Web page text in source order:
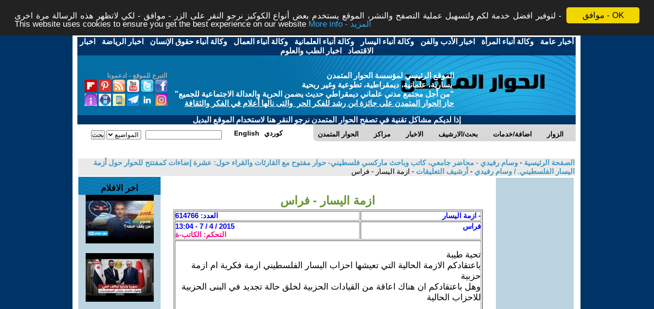
موافق - OK
لتوفير افضل خدمة لكم ولتسهيل عملية التصفح والنشر، الموقع يستخدم بعض أنواع الكوكيز نرجو النقر على الزر - موافق - لكي لاتظهر هذه الرسالة مرة اخرى -
This website uses cookies to ensure you get the best experience on our website
More info - المزيد
أخبار عامة -وكالة أنباء المرأة - اخبار الأدب والفن -وكالة أنباء اليسار -وكالة أنباء العلمانية -وكالة أنباء العمال -وكالة أنباء حقوق الإنسان - اخبار الرياضة - اخبار
الاقتصاد - اخبار الطب والعلوم
التبرع للموقع - ادعمونا
الموقع الرئيسي لمؤسسة الحوار المتمدن
يسارية، علمانية، ديمقراطية، تطوعية وغير ربحية
"من أجل مجتمع مدني علماني ديمقراطي حديث يضمن الحرية والعدالة الاجتماعية للجميع"
حاز الحوار المتمدن على جائزة ابن رشد للفكر الحر والتى نالها أعلام في الفكر والثقافة
إذا لديكم مشاكل تقنية في تصفح الحوار المتمدن نرجو النقر هنا لاستخدام الموقع البديل
الحوار المتمدن مراكز الاخبار بحث/الارشيف اضافة/خدمات الزوار English كوردي
الصفحة الرئيسية - وسام رفيدي - محاضر جامعي، كاتب وباحث ماركسي فلسطيني- حوار مفتوح مع القارئات والقراء حول: عشرة إضاءات كمفتتح للحوار حول أزمة
اليسار الفلسطيني. / وسام رفيدي - أرشيف التعليقات - ازمة اليسار - فراس
ازمة اليسار - فراس
- ازمة اليسار
العدد: 614766
فراس
2015 / 4 / 7 - 13:04
التحكم: الكاتب-ة
تحية طيبة
باعتقادكم الازمة الحالية التي تعيشها احزاب اليسار الفلسطيني ازمة فكرية ام ازمة
حزبية
وهل باعتقادكم ان هناك اعاقة من القيادات الحزبية لخلق حالة تجديد في البنى الحزبية
للاحزاب الحالية
اخر الافلام